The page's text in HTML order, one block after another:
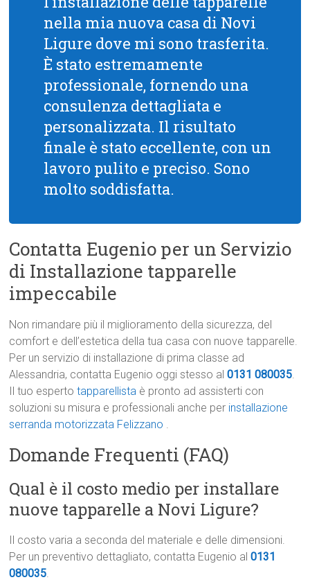
nella mia nuova casa di Novi
Ligure dove mi sono trasferita.
È stato estremamente
professionale, fornendo una
consulenza dettagliata e
personalizzata. Il risultato
finale è stato eccellente, con un
lavoro pulito e preciso. Sono
molto soddisfatta.
Contatta Eugenio per un Servizio
di Installazione tapparelle
impeccabile
Non rimandare più il miglioramento della sicurezza, del
comfort e dell’estetica della tua casa con nuove tapparelle.
Per un servizio di installazione di prima classe ad
Alessandria, contatta Eugenio oggi stesso al0131 080035.
Il tuo espertotapparellista è pronto ad assisterti con
soluzioni su misura e professionali anche per installazione
serranda motorizzata Felizzano .
Domande Frequenti (FAQ)
Qual è il costo medio per installare
nuove tapparelle a Novi Ligure?
Il costo varia a seconda del materiale e delle dimensioni.
Per un preventivo dettagliato, contatta Eugenio al0131
080035.